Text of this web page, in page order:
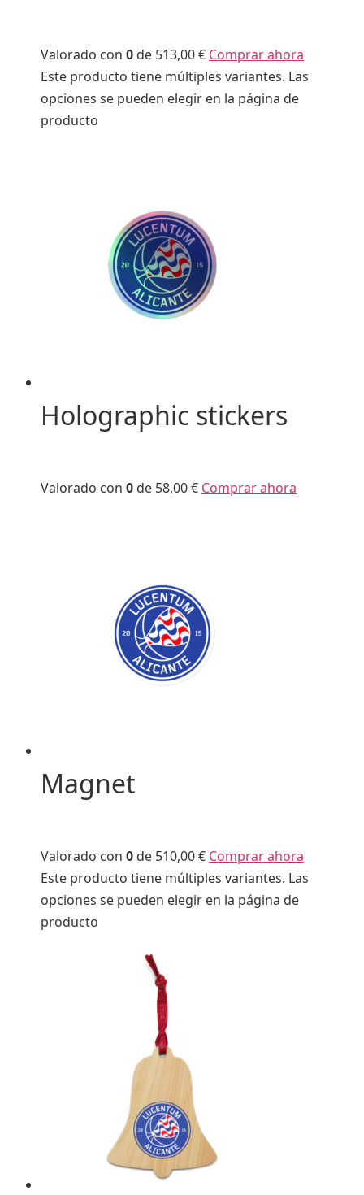
Valorado con 0 de 513,00 € Comprar ahora
Este producto tiene múltiples variantes. Las
opciones se pueden elegir en la página de
producto
Holographic stickers
Valorado con 0 de 58,00 € Comprar ahora
Magnet
Valorado con 0 de 510,00 € Comprar ahora
Este producto tiene múltiples variantes. Las
opciones se pueden elegir en la página de
producto